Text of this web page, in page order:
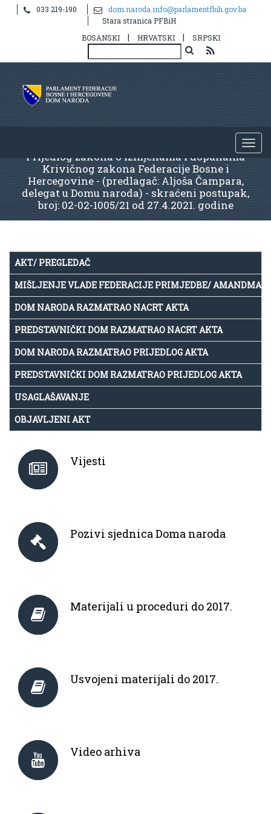
033 219-190
dom.naroda.info@parlamentfbih.gov.ba
Stara stranica PFBiH
BOSANSKI
| HRVATSKI | SRPSKI
Prijedlog zakona o izmjenama i dopunama
Krivičnog zakona Federacije Bosne i
Hercegovine - (predlagač: Aljoša Čampara,
delegat u Domu naroda) - skraćeni postupak,
broj: 02-02-1005/21 od 27.4.2021. godine
AKT/ PREGLEDAČ
MIŠLJENJE VLADE FEDERACIJE PRIMJEDBE/
DOM NARODA RAZMATRAO NACRT AKTA
PREDSTAVNIČKI DOM RAZMATRAO NACRT AKTA
DOM NARODA RAZMATRAO PRIJEDLOG AKTA
PREDSTAVNIČKI DOM RAZMATRAO PRIJEDLOG AKTA
USAGLAŠAVANJE
OBJAVLJENI AKT
Vijesti
Pozivi sjednica Doma naroda
Materijali u proceduri do 2017.
Usvojeni materijali do 2017.
Video arhiva